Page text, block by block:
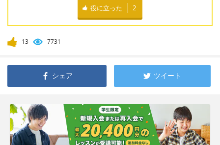
役に立った 2
13 7731
シェア ツイート